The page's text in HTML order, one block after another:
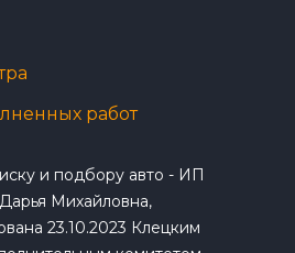
работ
и подбору авто - ИП
Михайловна,
23.10.2023 Клецким